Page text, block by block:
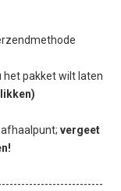
het pakket wilt laten
vergeet